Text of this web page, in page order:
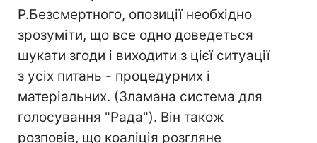
Р.Безсмертного, опозиції необхідно
зрозуміти, що все одно доведеться
шукати згоди і виходити з цієї ситуації
з усіх питань - процедурних і
матеріальних. (Зламана система для
голосування "Рада"). Він також
розповів, що коаліція розгляне